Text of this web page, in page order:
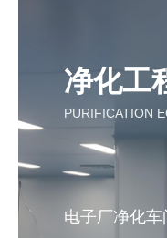
净化工
PURIFICATION
电子厂净化车